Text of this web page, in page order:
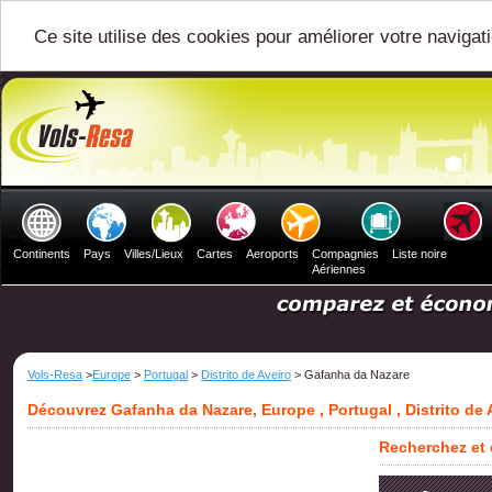
Ce site utilise des cookies pour améliorer votre
Continents Pays Villes/Lieux Cartes Aeroports
Compagnies
Aériennes
Liste noire
Vols-Resa >Europe > Portugal > Distrito de Aveiro > Gafanha da Nazare
Découvrez Gafanha da Nazare, Europe , Portugal , Distrito de
Recherchez